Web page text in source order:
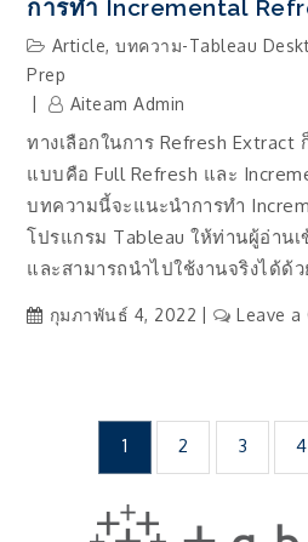
การทำ Incremental
Article,บทความ-Tableau
Prep
Aiteam Admin
ทางเลือกในการ Refresh Extract
แบบคือ Full Refresh และ
บทความนี้จะแนะนำการทำ
โปรแกรม Tableau ให้ท่านผู้อ่าน
และสามารถนำไปใช้งานจริงได้ด้ว
กุมภาพันธ์ 4, 2022 Leave a
Posts
pagination
1 2 3 4